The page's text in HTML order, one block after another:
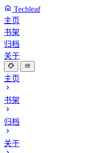
Techleaf
主页
书架
归档
关于
主页
书架
归档
关于